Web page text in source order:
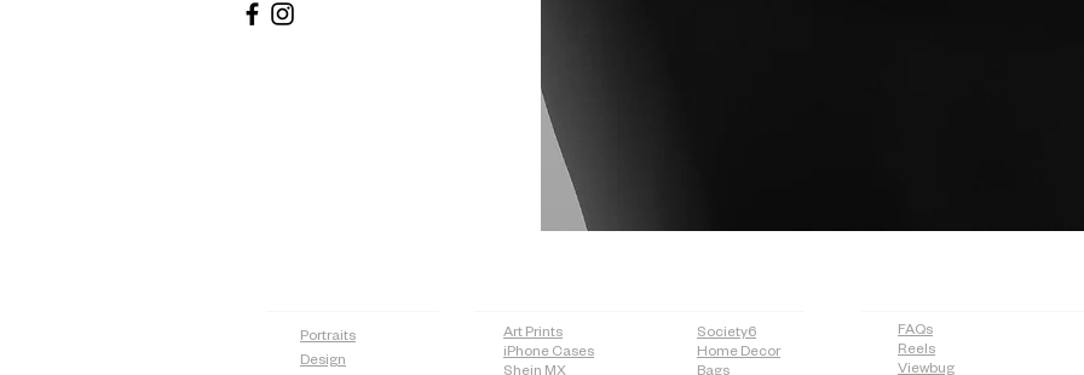
Portraits
Design
Art Prints
iPhone Cases
Society6
Home Decor
FAQs
Reels
Viewbug